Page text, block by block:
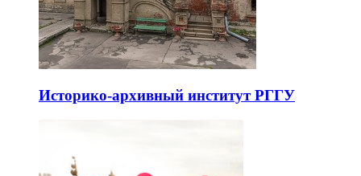
Историко-архивный институт РГГУ